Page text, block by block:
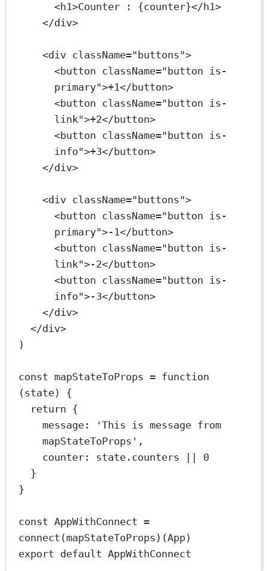
<h1>Counter : {counter}</ h1>
</div>
<div className="buttons">
<button className="button is-
primary">+1</ button>
<button className="button is-
link">+2</ button>
<button className="button is-
info">+3</ button>
</div>
<div className="buttons">
<button className="button is-
primary">-1</ button>
<button className="button is-
link">-2</ button>
<button className="button is-
info">-3</ button>
</div>
</div>
)
const mapStateToProps = function
(state) {
return {
message:
'This is message from
mapStateToProps' ,
counter: state.counters
0
}
}
const AppWithConnect =
connect (mapStateToProps)(App)
export default AppWithConnect